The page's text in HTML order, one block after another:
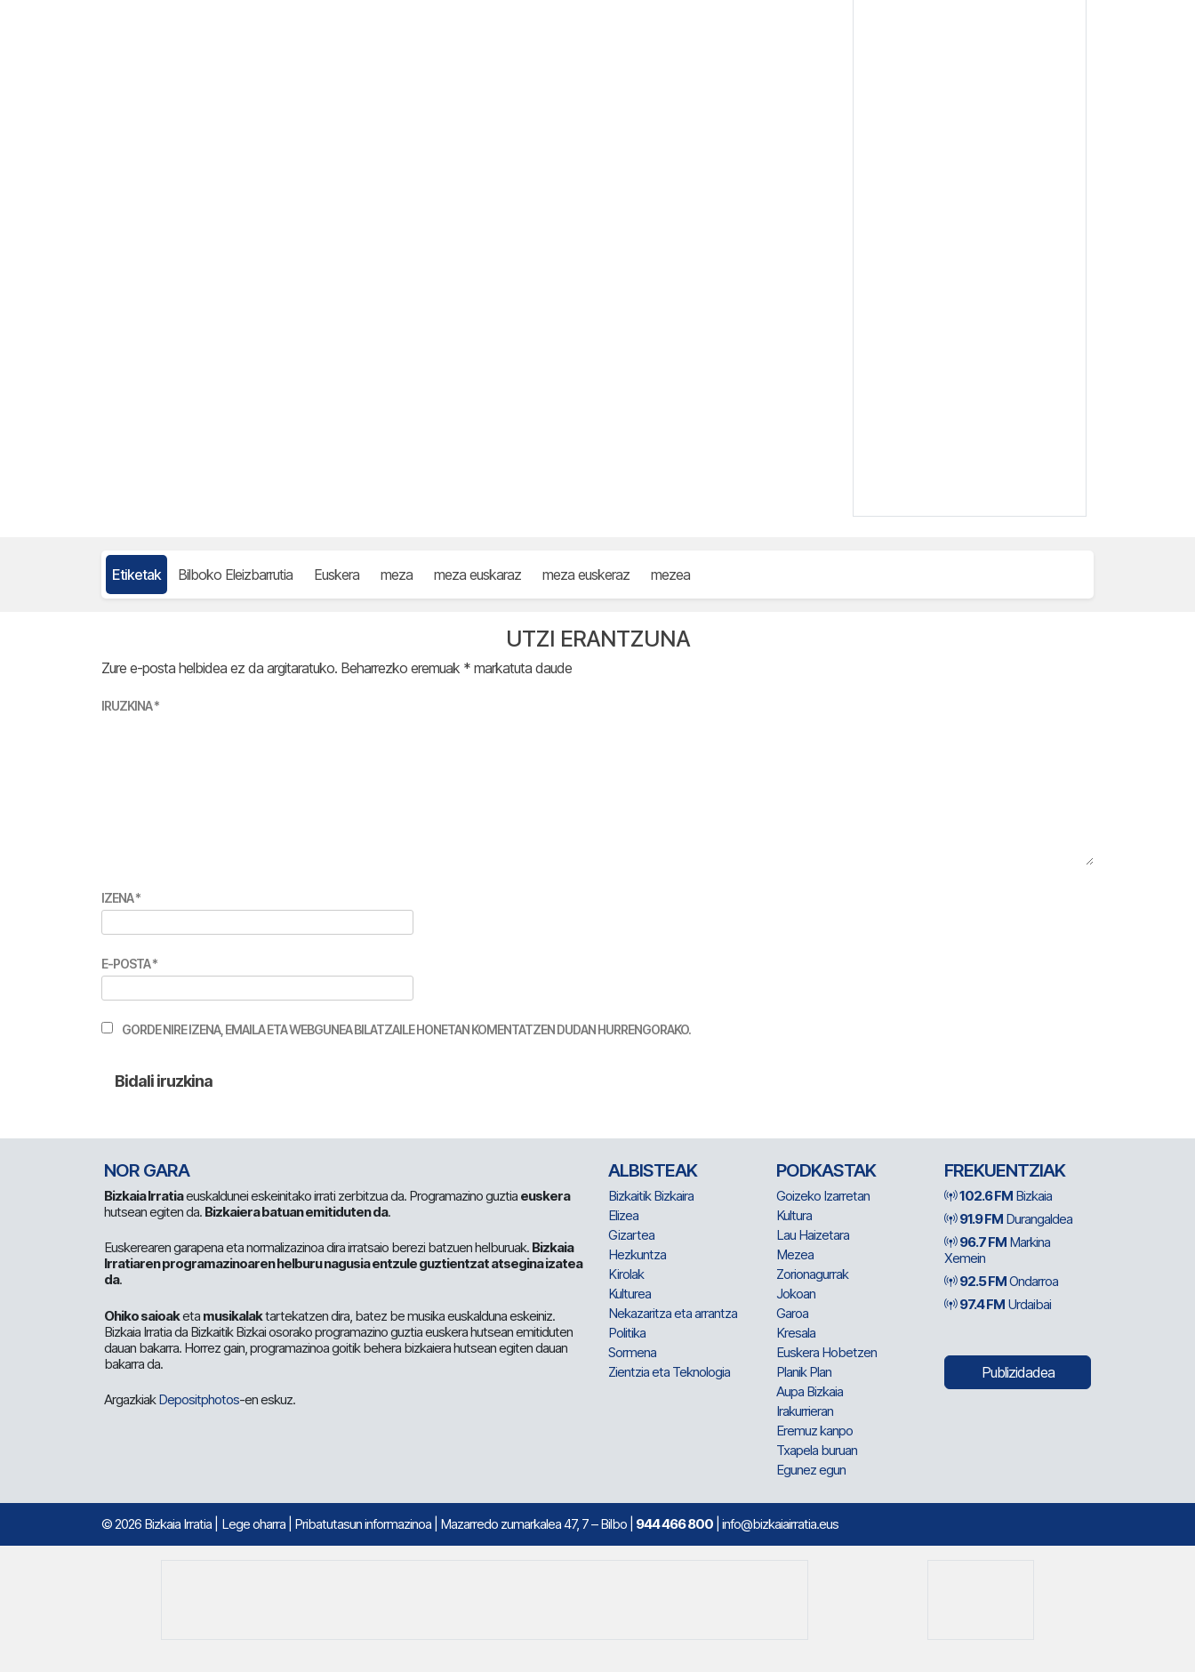
Etiketak Bilboko Eleizbarrutia Euskera meza meza euskaraz meza euskeraz mezea
UTZI ERANTZUNA
Zure e-posta helbidea ez da argitaratuko. Beharrezko eremuak * markatuta daude
IRUZKINA*
IZENA*
E-POSTA*
GORDE NIRE IZENA, EMAILA ETA WEBGUNEA BILATZAILE HONETAN KOMENTATZEN DUDAN HURRENGORAKO.
NOR GARA
Bizkaia Irratiaeuskaldunei eskeinitako irrati zerbitzua da. Programazino guztia euskera
hutsean egiten da. Bizkaiera batuan emitiduten da.
Euskerearen garapena eta normalizazinoa dira irratsaio berezi batzuen helburuak. Bizkaia
Irratiaren programazinoaren helburu nagusia entzule guztientzat atsegina izatea
da.
Ohiko saioaketa musikalaktartekatzen dira, batez be musika euskalduna eskeiniz.
Bizkaia Irratia da Bizkaitik Bizkai osorako programazino guztia euskera hutsean emitiduten
dauan bakarra. Horrez gain, programazinoa goitik behera bizkaiera hutsean egiten dauan
bakarra da.
ArgazkiakDepositphotos-en eskuz.
ALBISTEAK
Bizkaitik Bizkaira
Elizea
Gizartea
Hezkuntza
Kirolak
Kulturea
Nekazaritza eta arrantza
Politika
Sormena
Zientzia eta Teknologia
PODKASTAK
Goizeko Izarretan
Kultura
Lau Haizetara
Mezea
Zorionagurrak
Jokoan
Garoa
Kresala
Euskera Hobetzen
Planik Plan
Aupa Bizkaia
Irakurrieran
Eremuz kanpo
Txapela buruan
Egunez egun
FREKUENTZIAK
102.6 FM Bizkaia
91.9 FM Durangaldea
96.7 FM Markina
Xemein
92.5 FMOndarroa
97.4 FM Urdaibai
Publizidadea
© 2026 Bizkaia Irratia Lege oharra Pribatutasun informazinoa | Mazarredo zumarkalea 47, 7 – Bilbo | 944 466 800 | info@bizkaiairratia.eus